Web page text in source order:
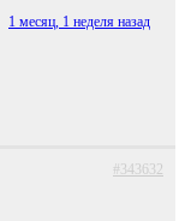
1 месяц, 1 неделя назад
#343632